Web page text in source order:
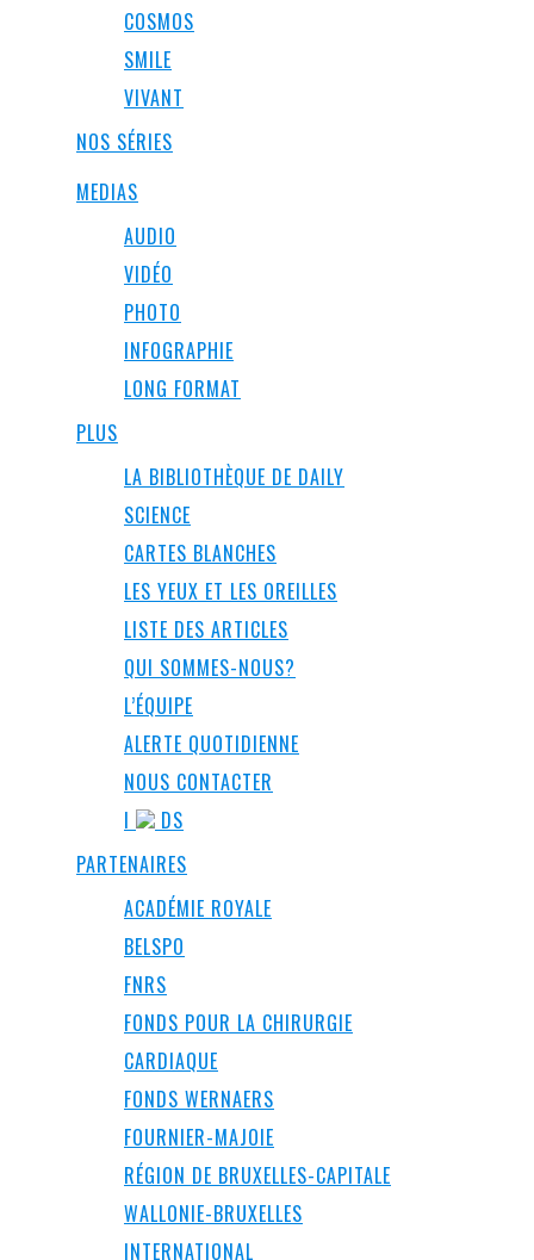
COSMOS
SMILE
VIVANT
NOS SÉRIES
MEDIAS
AUDIO
VIDÉO
PHOTO
INFOGRAPHIE
LONG FORMAT
PLUS
LA BIBLIOTHÈQUE DE DAILY
SCIENCE
CARTES BLANCHES
LES YEUX ET LES OREILLES
LISTE DES ARTICLES
QUI SOMMES-NOUS?
L’ÉQUIPE
ALERTE QUOTIDIENNE
NOUS CONTACTER
I
DS
PARTENAIRES
ACADÉMIE ROYALE
BELSPO
FNRS
FONDS POUR LA CHIRURGIE
CARDIAQUE
FONDS WERNAERS
FOURNIER-MAJOIE
RÉGION DE BRUXELLES-CAPITALE
WALLONIE-BRUXELLES
INTERNATIONAL